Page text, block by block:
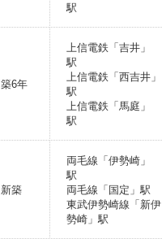
駅
築6年
上信電鉄「吉井」
駅
上信電鉄「西吉井」
駅
上信電鉄「馬庭」
駅
新築
両毛線「伊勢崎」
駅
両毛線「国定」駅
東武伊勢崎線「新伊
勢崎」駅